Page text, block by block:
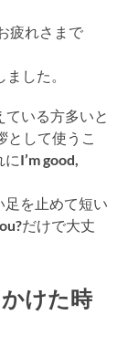
疲れさまで
した。
いる方多いと
として使うこ
にI’m good,
を止めて短い
だけで大丈
けた時